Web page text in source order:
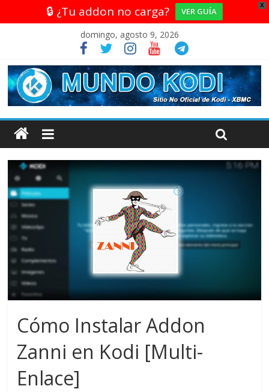
X
🔒 ¿Tu addon no carga? VER GUÍA
domingo, agosto 9, 2026
Cómo Instalar Addon
Zanni en Kodi [Multi-
Enlace]